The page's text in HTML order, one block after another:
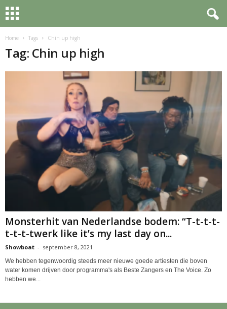
Home Tags Chin up high
Tag: Chin up high
Monsterhit van Nederlandse bodem: “T-t-t-t-
t-t-t-twerk like it’s my last day on...
Showboat - september 8, 2021
We hebben tegenwoordig steeds meer nieuwe goede artiesten die boven
water komen drijven door programma's als Beste Zangers en The Voice. Zo
hebben we...